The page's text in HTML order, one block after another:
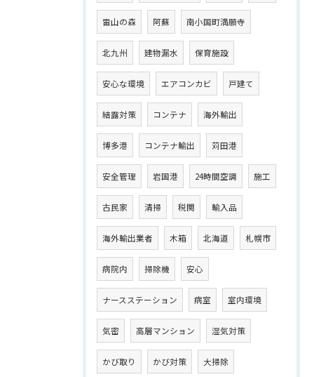
雷山の森 阿蘇 南小国町満願寺
北九州 建物漏水 保育施設
安心な環境 エアコンカビ 戸建て
結露対策 コンテナ 海外輸出
博多港 コンテナ輸出 苅田港
安全管理 岩国港 24時間空調 施工
古民家 清掃 税関 輸入品
海外輸出業者 木箱 北海道 札幌市
病院内 掃除機 安心
ナースステーション 病室 室内環境
気密 高層マンション 湿気対策
かび取り かび対策 大掃除